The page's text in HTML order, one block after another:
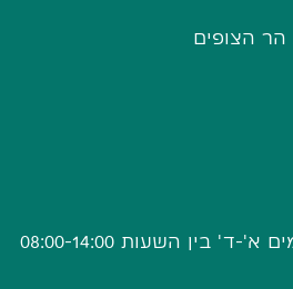
הר הצופים
בין השעות 08:00-14:00